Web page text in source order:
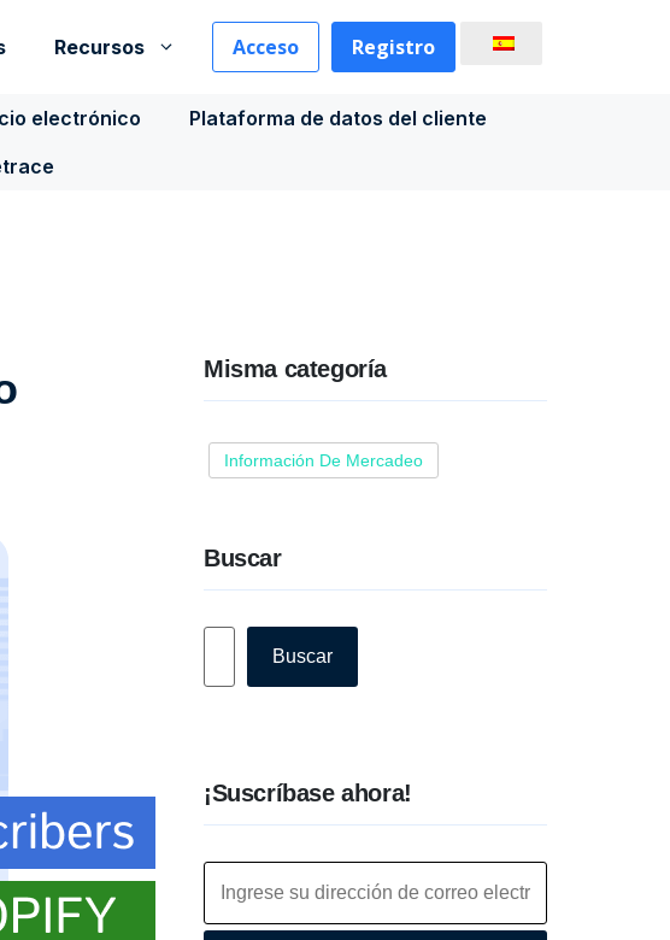
Recursos Acceso Registro
electrónico
Plataforma de datos del cliente
Misma categoría
Información De Mercadeo
Buscar
Buscar
¡Suscríbase ahora!